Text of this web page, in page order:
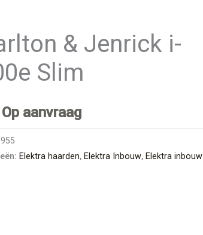
& Jenrick i-
Slim
aanvraag
Elektra haarden, Elektra Inbouw, Elektra inbouw